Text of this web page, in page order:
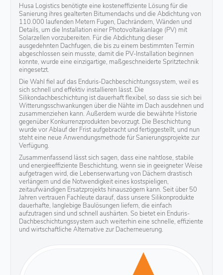
Husa Logistics benötigte eine kosteneffiziente Lösung für die
Sanierung ihres gealterten Bitumendachs und die Abdichtung von
110.000 laufenden Metern Fugen, Dachrändern, Wänden und
Details, um die Installation einer Photovoltaikanlage (PV) mit
Solarzellen vorzubereiten. Für die Abdichtung dieser
ausgedehnten Dachfugen, die bis zu einem bestimmten Termin
abgeschlossen sein musste, damit die PV-Installation beginnen
konnte, wurde eine einzigartige, maßgeschneiderte Spritztechnik
eingesetzt.
Die Wahl fiel auf das Enduris-Dachbeschichtungssystem, weil es
sich schnell und effektiv installieren lässt. Die
Silikondachbeschichtung ist dauerhaft flexibel, so dass sie sich bei
Witterungsschwankungen über die Nähte im Dach ausdehnen und
zusammenziehen kann. Außerdem wurde die bewährte Historie
gegenüber Konkurrenzprodukten bevorzugt. Die Beschichtung
wurde vor Ablauf der Frist aufgebracht und fertiggestellt, und nun
steht eine neue Anwendungsmethode für Sanierungsprojekte zur
Verfügung.
Zusammenfassend lässt sich sagen, dass eine nahtlose, stabile
und energieeffiziente Beschichtung, wenn sie in geeigneter Weise
aufgetragen wird, die Lebenserwartung von Dächern drastisch
verlängern und die Notwendigkeit eines kostspieligen,
zeitaufwändigen Ersatzprojekts hinauszögern kann. Seit über 50
Jahren vertrauen Fachleute darauf, dass unsere Silikonprodukte
dauerhafte, langlebige Baulösungen liefern, die einfach
aufzutragen sind und schnell aushärten. So bietet ein Enduris-
Dachbeschichtungssystem auch weiterhin eine schnelle, effiziente
und wirtschaftliche Alternative zur Dacherneuerung.